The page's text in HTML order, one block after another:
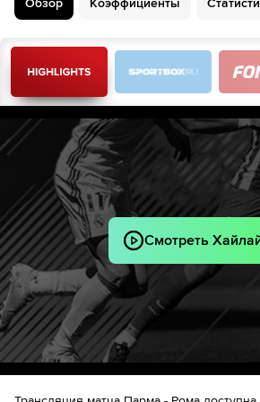
58´
Эмануэле Валери
Франко Карбони
74´
Энрико дель Прато
Sascha Britschgi
74´
Sascha Britschgi76´
Ханс Николусси-Кавилья
Науэль Эстевес
Nesta Elphege
Понтус Альмквист
Обзор Коэффициенты
Смотреть